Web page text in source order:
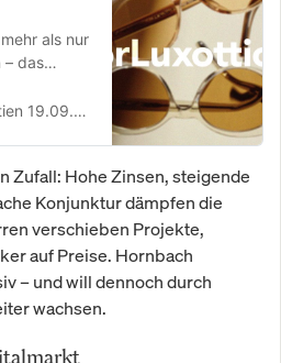
als nur
– das
und
19.09.2025
Zufall: Hohe Zinsen, steigende
Konjunktur dämpfen die
verschieben Projekte,
auf Preise. Hornbach
– und will dennoch durch
wachsen.